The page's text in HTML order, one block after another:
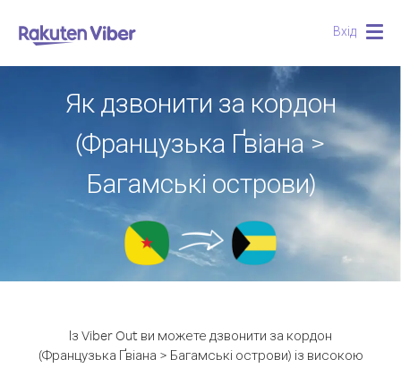
Вхід
Як дзвонити за кордон
(Французька Ґвіана >
Багамські острови)
Із Viber Out ви можете дзвонити за кордон
(Французька Ґвіана > Багамські острови) із високою